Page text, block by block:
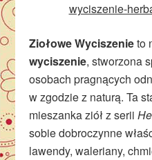
wyciszenie-
Ziołowe Wyciszenieto
wyciszenie, stworzona
osobach pragnących
w zgodzie z naturą. Ta
mieszanka ziół z serii
sobie dobroczynne
lawendy, waleriany,